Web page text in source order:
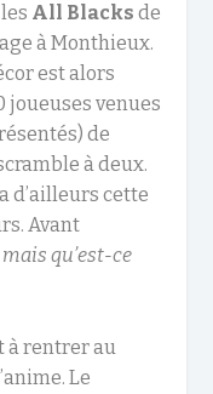
All Blacks de
à Monthieux.
est alors
joueuses venues
de
à deux.
d’ailleurs cette
Avant
qu’est-ce
à rentrer au
Le